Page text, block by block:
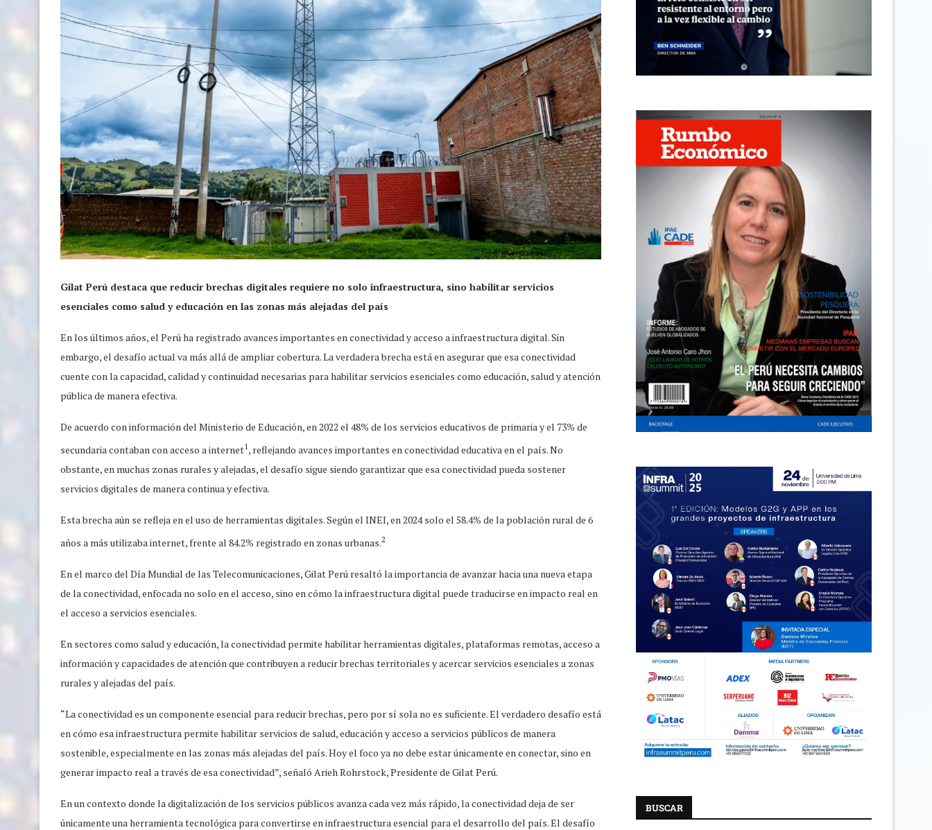
Gilat Perú destaca que reducir brechas digitales requiere no solo infraestructura, sino habilitar servicios
esenciales como salud y educación en las zonas más alejadas del país
En los últimos años, el Perú ha registrado avances importantes en conectividad y acceso a infraestructura digital. Sin
embargo, el desafío actual va más allá de ampliar cobertura. La verdadera brecha está en asegurar que esa conectividad
cuente con la capacidad, calidad y continuidad necesarias para habilitar servicios esenciales como educación, salud y atención
pública de manera efectiva.
De acuerdo con información del Ministerio de Educación, en 2022 el 48% de los servicios educativos de primaria y el 73% de
secundaria contaban con acceso a internet1, reflejando avances importantes en conectividad educativa en el país. No
obstante, en muchas zonas rurales y alejadas, el desafío sigue siendo garantizar que esa conectividad pueda sostener
servicios digitales de manera continua y efectiva.
Esta brecha aún se refleja en el uso de herramientas digitales. Según el INEI, en 2024 solo el 58.4% de la población rural de 6
años a más utilizaba internet, frente al 84.2% registrado en zonas urbanas.2
En el marco del Día Mundial de las Telecomunicaciones, Gilat Perú resaltó la importancia de avanzar hacia una nueva etapa
de la conectividad, enfocada no solo en el acceso, sino en cómo la infraestructura digital puede traducirse en impacto real en
el acceso a servicios esenciales.
En sectores como salud y educación, la conectividad permite habilitar herramientas digitales, plataformas remotas, acceso a
información y capacidades de atención que contribuyen a reducir brechas territoriales y acercar servicios esenciales a zonas
rurales y alejadas del país.
“La conectividad es un componente esencial para reducir brechas, pero por sí sola no es suficiente. El verdadero desafío está
en cómo esa infraestructura permite habilitar servicios de salud, educación y acceso a servicios públicos de manera
sostenible, especialmente en las zonas más alejadas del país. Hoy el foco ya no debe estar únicamente en conectar, sino en
generar impacto real a través de esa conectividad”, señaló Arieh Rohrstock, Presidente de Gilat Perú.
En un contexto donde la digitalización de los servicios públicos avanza cada vez más rápido, la conectividad deja de ser
únicamente una herramienta tecnológica para convertirse en infraestructura esencial para el desarrollo del país. El desafío
BUSCAR